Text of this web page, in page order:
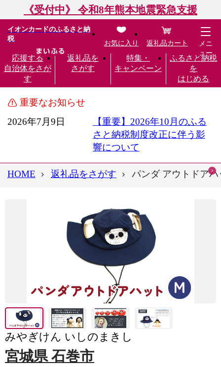
《受付中》 令和8年熊本地震緊急支援
イオンカードのふるさと納
税
応援する
自治体をさが
す
返礼品を
さがす
特集・
キャンペーン
ふるさと納税
を
はじめる
お気に入り 返礼品カート
メニ
ュー
重要なお知らせ
2026年7月9日
【重要】2026年10月のふる
さと納税制度改正に伴う影
響について
HOME 返礼品をさがす パンダ アウトドア
みやぎけん いしのまきし
宮城県 石巻市